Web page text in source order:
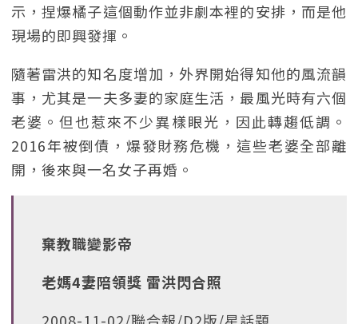
示，捏爆橘子這個動作並非劇本裡的安排，而是他
現場的即興發揮。
隨著雷洪的知名度增加，外界開始得知他的風流韻
事，尤其是一夫多妻的家庭生活，最風光時有六個
老婆。但也惹來不少異樣眼光，因此轉趨低調。
2016年被倒債，爆發財務危機，這些老婆全部離
開，後來與一名女子再婚。
棄教職變影帝
老媽4妻陪領獎 雷洪閃合照